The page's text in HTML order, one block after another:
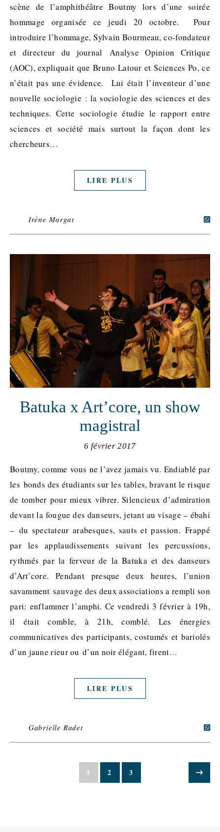
scène de l’amphithéâtre Boutmy lors d’une soirée
hommage organisée ce jeudi 20 octobre. Pour
introduire l’hommage, Sylvain Bourmeau, co-fondateur
et directeur du journal Analyse Opinion Critique
(AOC), expliquait que Bruno Latour et Sciences Po, ce
n’était pas une évidence. Lui était l’inventeur d’une
nouvelle sociologie : la sociologie des sciences et des
techniques. Cette sociologie étudie le rapport entre
sciences et société mais surtout la façon dont les
chercheurs…
LIRE PLUS
Irène Margat
Batuka x Art’core, un show
magistral
6 février 2017
Boutmy, comme vous ne l’avez jamais vu. Endiablé par
les bonds des étudiants sur les tables, bravant le risque
de tomber pour mieux vibrer. Silencieux d’admiration
devant la fougue des danseurs, jetant au visage – ébahi
– du spectateur arabesques, sauts et passion. Frappé
par les applaudissements suivant les percussions,
rythmés par la ferveur de la Batuka et des danseurs
d’Art’core. Pendant presque deux heures, l’union
savamment sauvage des deux associations a rempli son
pari: enflammer l’amphi. Ce vendredi 3 février à 19h,
il était comble, à 21h, comblé. Les énergies
communicatives des participants, costumés et bariolés
d’un jaune rieur ou d’un noir élégant, firent…
LIRE PLUS
Gabrielle Radet
1 2 3